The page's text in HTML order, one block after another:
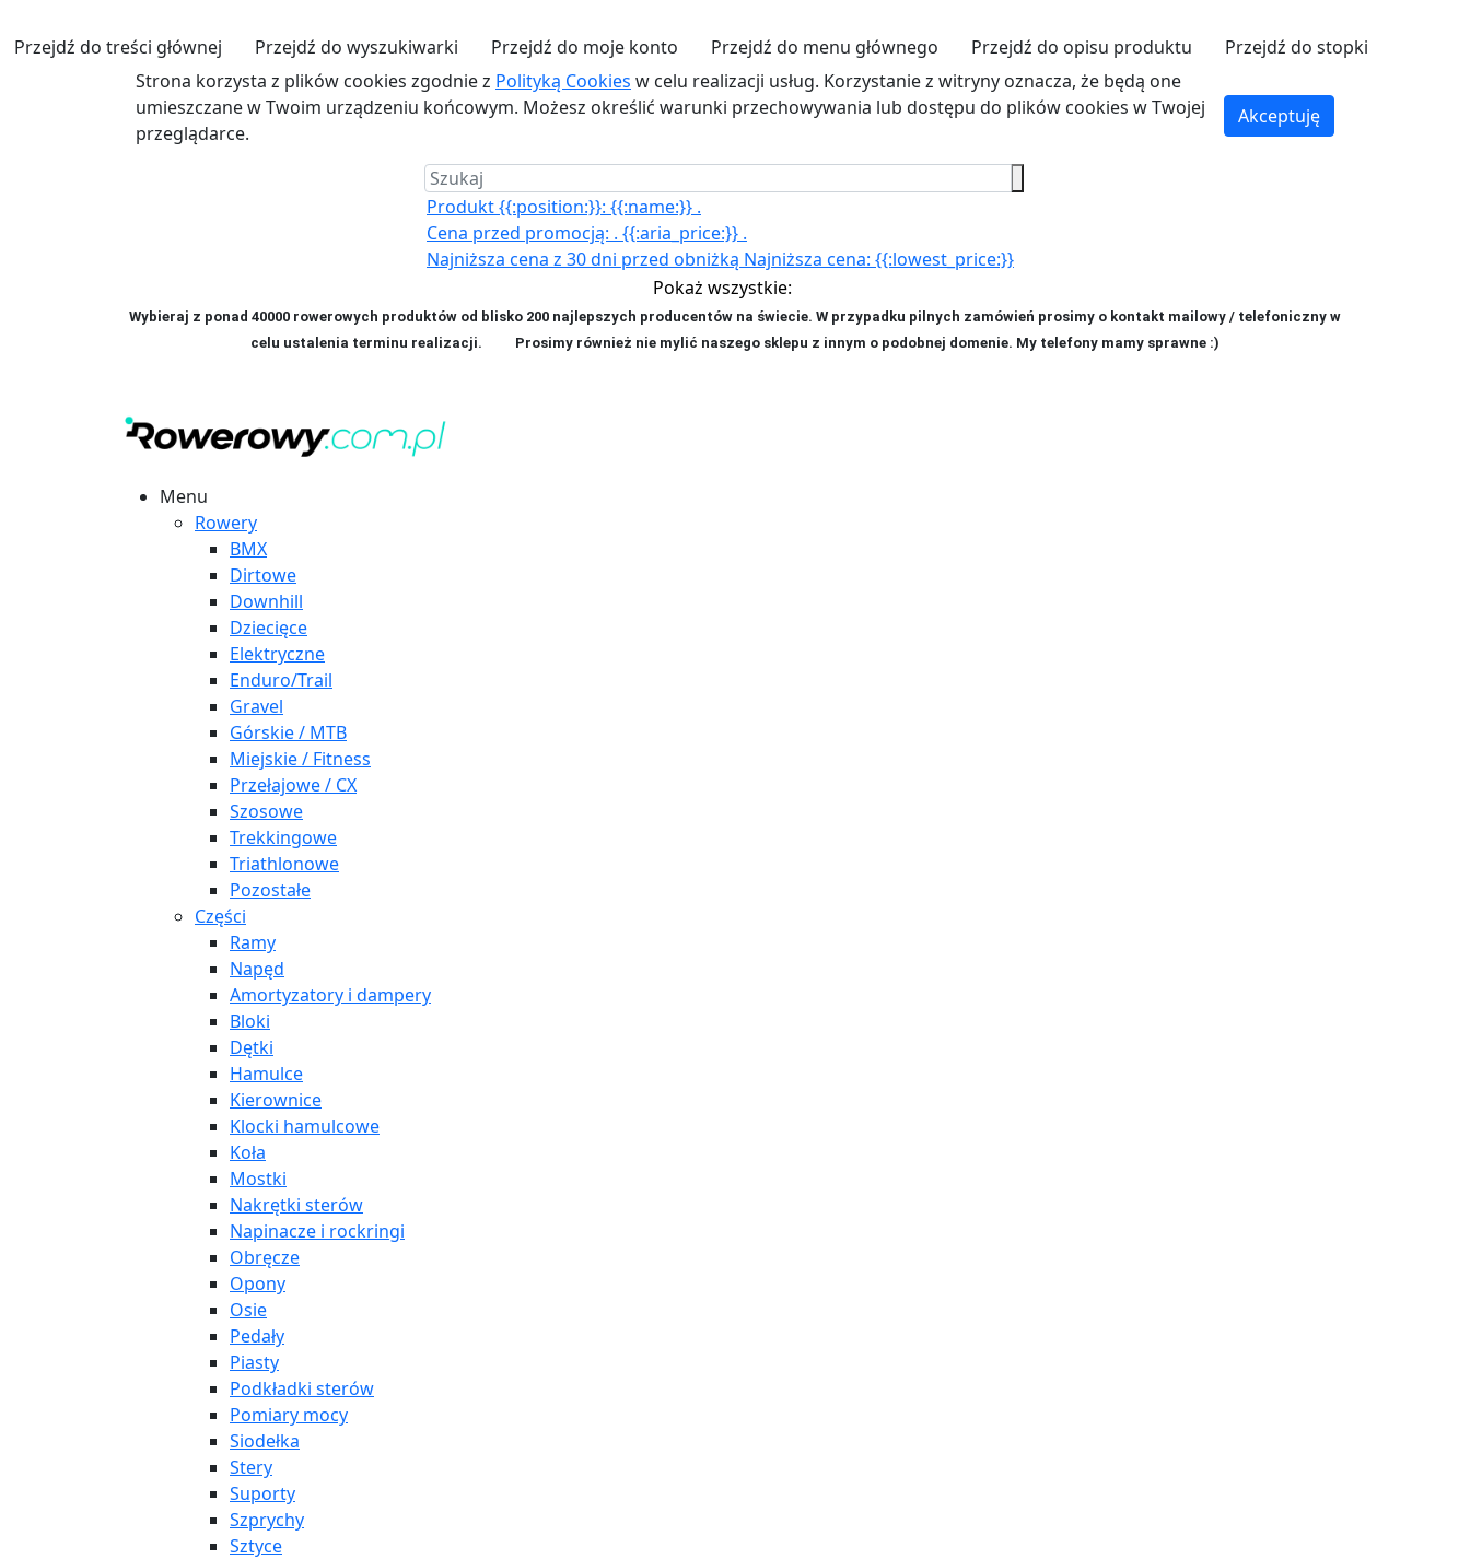
Przejdź do treści głównej Przejdź do wyszukiwarki Przejdź do moje konto Przejdź do menu głównego Przejdź do opisu produktu
Przejdź do stopki
Strona korzysta z plików cookies zgodnie z Polityką Cookies w celu realizacji usług. Korzystanie z witryny oznacza, że będą one
umieszczane w Twoim urządzeniu końcowym. Możesz określić warunki przechowywania lub dostępu do plików cookies w Twojej
przeglądarce.
Akceptuję
Produkt {{:position:}}: {{:name:}} .
Cena przed promocją: . {{:aria_price:}} .
Najniższa cena z 30 dni przed obniżką Najniższa cena: {{:lowest_price:}}
Pokaż wszystkie:
Wybieraj z ponad 40000 rowerowych produktów od blisko 200 najlepszych producentów na świecie. W przypadku pilnych zamówień prosimy o kontakt mailowy / telefoniczny w
celu ustalenia terminu realizacji. Prosimy również nie mylić naszego sklepu z innym o podobnej domenie. My telefony mamy sprawne :)
Menu
Rowery
BMX
Dirtowe
Downhill
Dziecięce
Elektryczne
Enduro/Trail
Gravel
Górskie / MTB
Miejskie / Fitness
Przełajowe / CX
Szosowe
Trekkingowe
Triathlonowe
Pozostałe
Części
Ramy
Napęd
Amortyzatory i dampery
Bloki
Dętki
Hamulce
Kierownice
Klocki hamulcowe
Koła
Mostki
Nakrętki sterów
Napinacze i rockringi
Obręcze
Opony
Osie
Pedały
Piasty
Podkładki sterów
Pomiary mocy
Siodełka
Stery
Suporty
Szprychy
Sztyce